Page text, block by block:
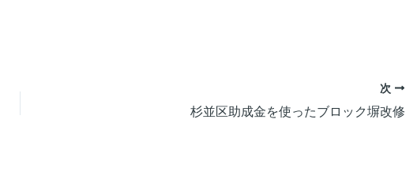
次
杉並区助成金を使ったブロック塀改修